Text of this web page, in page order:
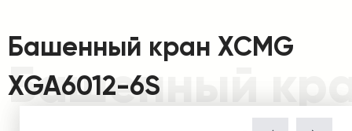
Башенный
Башенный кран XCMG
XGA6012-6S